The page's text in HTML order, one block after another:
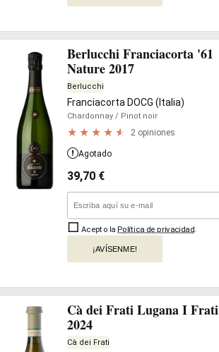
Berlucchi Franciacorta '61
Nature 2017
Berlucchi
Franciacorta DOCG (Italia)
Chardonnay / Pinot noir
2 opiniones
Agotado
39,70 €
Acepto la Política de privacidad
¡AVÍSENME!
Cà dei Frati Lugana I Frati
2024
Cà dei Frati